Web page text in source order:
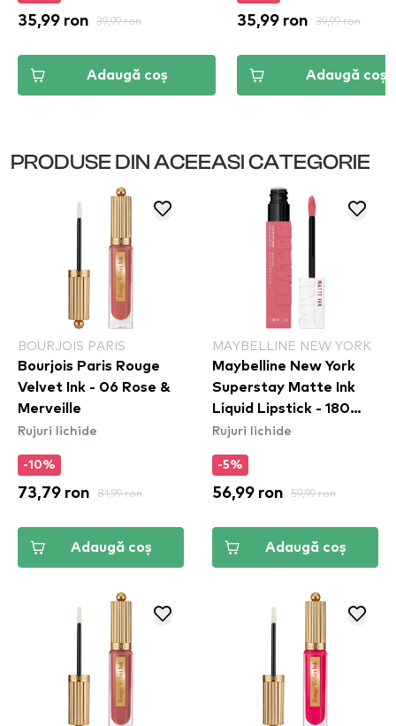
35,99 ron 39,99 ron
Adaugă coș
35,99 ron 39,99 ron
Adaugă coș
PRODUSE DIN ACEEASI CATEGORIE
BOURJOIS PARIS
Bourjois Paris Rouge
Velvet Ink - 06 Rose &
Merveille
Rujuri lichide
-10%
73,79 ron 81,99 ron
Adaugă coș
MAYBELLINE NEW YORK
Maybelline New York
Superstay Matte Ink
Liquid Lipstick - 180
Revolutionary
Rujuri lichide
-5%
56,99 ron 59,99 ron
Adaugă coș